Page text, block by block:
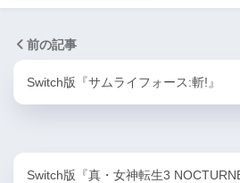
前の記事
Switch版『サムライフォース:斬!』
Switch版『真・女神転生3